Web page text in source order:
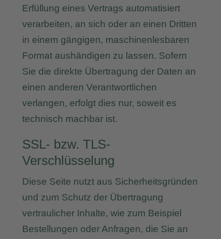
Erfüllung eines Vertrags automatisiert
verarbeiten, an sich oder an einen Dritten
in einem gängigen, maschinenlesbaren
Format aushändigen zu lassen. Sofern
Sie die direkte Übertragung der Daten an
einen anderen Verantwortlichen
verlangen, erfolgt dies nur, soweit es
technisch machbar ist.
SSL- bzw. TLS-
Verschlüsselung
Diese Seite nutzt aus Sicherheitsgründen
und zum Schutz der Übertragung
vertraulicher Inhalte, wie zum Beispiel
Bestellungen oder Anfragen, die Sie an